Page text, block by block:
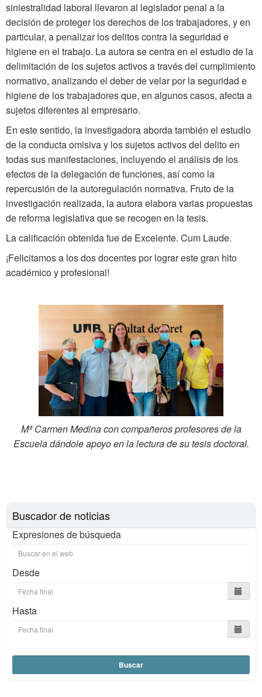
siniestralidad laboral llevaron al legislador penal a la
decisión de proteger los derechos de los trabajadores, y en
particular, a penalizar los delitos contra la seguridad e
higiene en el trabajo. La autora se centra en el estudio de la
delimitación de los sujetos activos a través del cumplimiento
normativo, analizando el deber de velar por la seguridad e
higiene de los trabajadores que, en algunos casos, afecta a
sujetos diferentes al empresario.
En este sentido, la investigadora aborda también el estudio
de la conducta omisiva y los sujetos activos del delito en
todas sus manifestaciones, incluyendo el análisis de los
efectos de la delegación de funciones, así como la
repercusión de la autoregulación normativa. Fruto de la
investigación realizada, la autora elabora varias propuestas
de reforma legislativa que se recogen en la tesis.
La calificación obtenida fue de Excelente. Cum Laude.
¡Felicitamos a los dos docentes por lograr este gran hito
académico y profesional!
Mª Carmen Medina con compañeros profesores de la
Escuela dándole apoyo en la lectura de su tesis doctoral.
Buscador de noticias
Expresiones de búsqueda
Desde
Hasta
Buscar